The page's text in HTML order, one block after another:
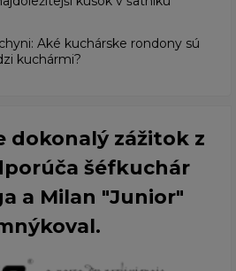
Aké kuchárske rondony sú
kuchármi?
dokonalý zážitok z
šéfkuchár
a Milan "Junior"